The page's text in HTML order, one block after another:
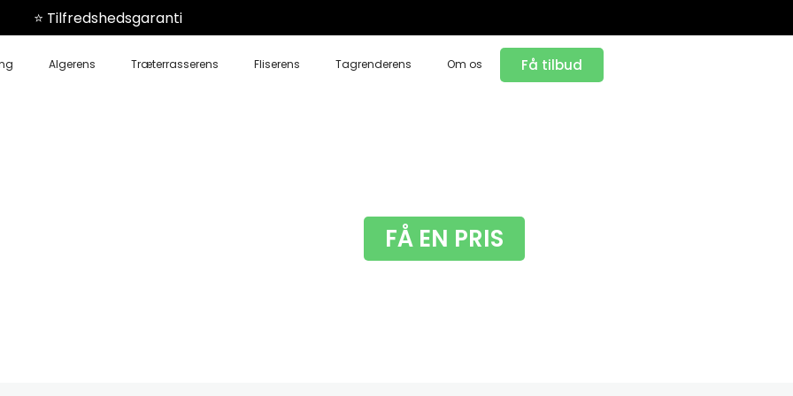
⭐️ Tilfredshedsgaranti
Algerens Træterrasserens Fliserens Tagrenderens Om os Få tilbud
FÅ EN PRIS